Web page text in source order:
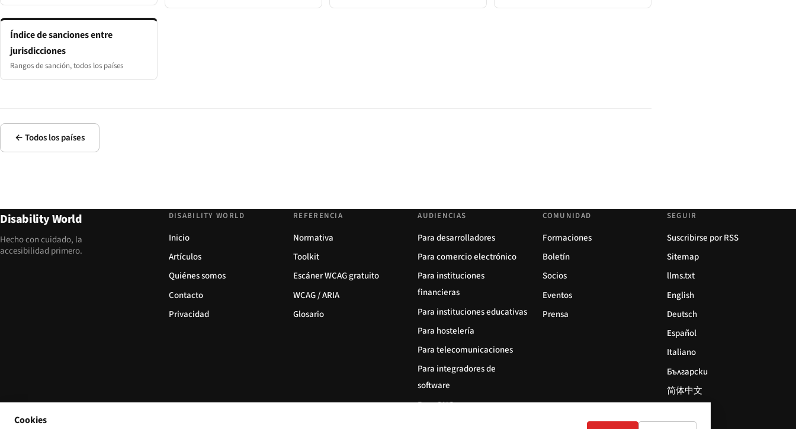
Índice de sanciones entre
jurisdicciones
Rangos de sanción, todos los países
← Todos los países
Disability World
Hecho con cuidado, la
accesibilidad primero.
DISABILITY WORLD
Inicio
Artículos
Quiénes somos
Contacto
Privacidad
REFERENCIA
Normativa
Toolkit
Escáner WCAG gratuito
WCAG / ARIA
Glosario
AUDIENCIAS
Para desarrolladores
Para comercio electrónico
Para instituciones
financieras
Para instituciones educativas
Para hostelería
Para telecomunicaciones
Para integradores de
software
Para ONG
COMUNIDAD
Formaciones
Boletín
Socios
Eventos
Prensa
SEGUIR
Suscribirse por RSS
Sitemap
llms.txt
English
Deutsch
Español
Italiano
Български
简体中文
Cookies